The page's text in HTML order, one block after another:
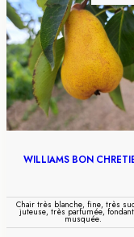
WILLIAMS BON
Chair très blanche, fine, très
juteuse, très parfumée,
musquée.